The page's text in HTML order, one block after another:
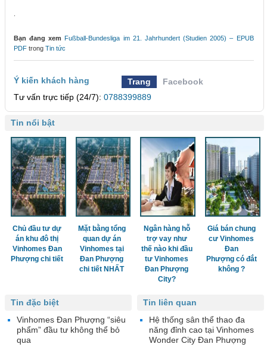
Bạn đang xem
Fußball-Bundesliga im 21. Jahrhundert (Studien 2005) – EPUB
PDF trong Tin tức
Ý kiến khách hàng Trang
Facebook
Tư vấn trực tiếp (24/7): 0788399889
Tin nổi bật
Chủ đầu tư dự
án khu đô thị
Vinhomes Đan
Phượng chi tiết
Mặt bằng tổng
quan dự án
Vinhomes tại
Đan Phượng
chi tiết NHẤT
Ngân hàng hỗ
trợ vay như
thế nào khi đầu
tư Vinhomes
Đan Phượng
City?
Giá bán chung
cư Vinhomes
Đan
Phượng có đắt
không ?
Tin liên quan
Hệ thống sân thể thao đa
năng đỉnh cao tại Vinhomes
Wonder City Đan Phượng
Tin đặc biệt
Vinhomes Đan Phượng “siêu
phẩm” đầu tư không thể bỏ
qua